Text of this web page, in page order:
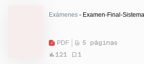
Exámenes - Examen-Final-
PDF
5 páginas
121
1